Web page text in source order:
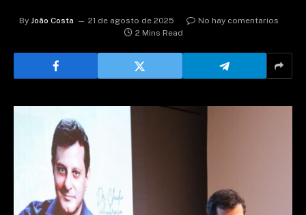
By João Costa 21 de agosto de 2025
No hay comentarios
2 Mins Read